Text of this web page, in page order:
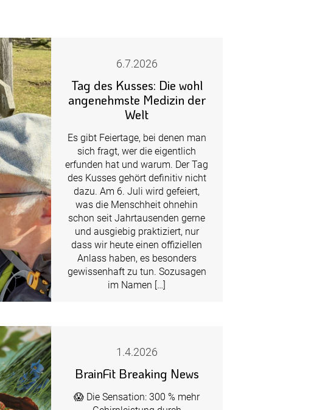
6.7.2026
Tag des Kusses: Die wohl
angenehmste Medizin der
Welt
Es gibt Feiertage, bei denen man
sich fragt, wer die eigentlich
erfunden hat und warum. Der Tag
des Kusses gehört definitiv nicht
dazu. Am 6. Juli wird gefeiert,
was die Menschheit ohnehin
schon seit Jahrtausenden gerne
und ausgiebig praktiziert, nur
dass wir heute einen offiziellen
Anlass haben, es besonders
gewissenhaft zu tun. Sozusagen
im Namen […]
1.4.2026
BrainFit Breaking News
😱 Die Sensation: 300 % mehr